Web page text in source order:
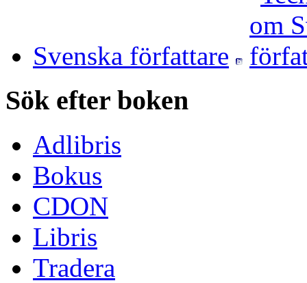
Svenska författare
Sök efter boken
Adlibris
Bokus
CDON
Libris
Tradera